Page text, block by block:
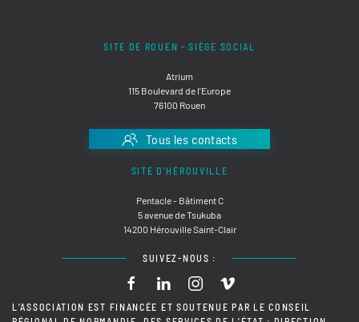
SITE DE ROUEN - SIÈGE SOCIAL
Atrium
115 Boulevard de l'Europe
76100 Rouen
Tous les contacts
SITE D'HÉROUVILLE
Pentacle - Bâtiment C
5 avenue de Tsukuba
14200 Hérouville Saint-Clair
SUIVEZ-NOUS :
L'ASSOCIATION EST FINANCÉE ET SOUTENUE PAR LE CONSEIL